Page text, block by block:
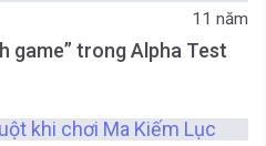
11 năm
game” trong Alpha Test